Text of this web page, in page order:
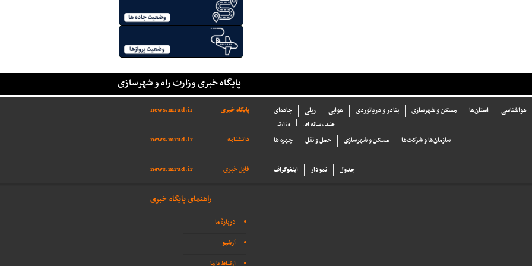
پایگاه خبری وزارت راه و شهرسازی
پایگاه خبری news.mrud.ir جاده‌ای ریلی هوایی بنادر و دریانوردی مسکن و شهرسازی استان‌ها
هواشناسی
وزارتی
چند رسانه ای
دانشنامه
news.mrud.ir چهره ها حمل و نقل مسکن و شهرسازی سازما‌ن‌ها و شركت‌ها
فایل خبری news.mrud.ir اینفوگراف نمودار جدول
راهنمای پایگاه خبری
دربارهٔ ما
آرشیو